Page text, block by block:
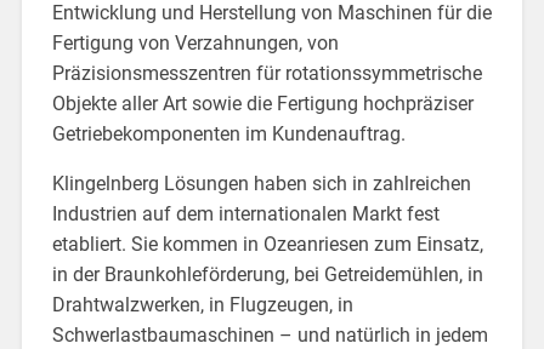
Entwicklung und Herstellung von Maschinen für die
Fertigung von Verzahnungen, von
Präzisionsmesszentren für rotationssymmetrische
Objekte aller Art sowie die Fertigung hochpräziser
Getriebekomponenten im Kundenauftrag.
Klingelnberg Lösungen haben sich in zahlreichen
Industrien auf dem internationalen Markt fest
etabliert. Sie kommen in Ozeanriesen zum Einsatz,
in der Braunkohleförderung, bei Getreidemühlen, in
Drahtwalzwerken, in Flugzeugen, in
Schwerlastbaumaschinen – und natürlich in jedem